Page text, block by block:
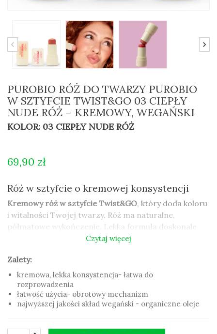
PUROBIO RÓŻ DO TWARZY PUROBIO
W SZTYFCIE TWIST&GO 03 CIEPŁY
NUDE RÓŻ – KREMOWY, WEGAŃSKI
KOLOR: 03 CIEPŁY NUDE RÓŻ
69,90 zł
Róż w sztyfcie o kremowej konsystencji
Kremowy róż w sztyfcie Twist&GO, który doda koloru
i witalności Twojej twarzy. Róż ma naturalne,
półmatowe wykończenie. Lekka formuła doskonale
tworząc eleganckie i subtelne
Zalety:
kremowa, lekka konsystencja- łatwa do
rozprowadzenia
łatwość użycia- obrotowy mechanizm
Czytaj więcej
Zalety:
kremowa, lekka konsystencja- łatwa do
rozprowadzenia
łatwość użycia- obrotowy mechanizm
najwyższej jakości skład wegański - organiczne oleje